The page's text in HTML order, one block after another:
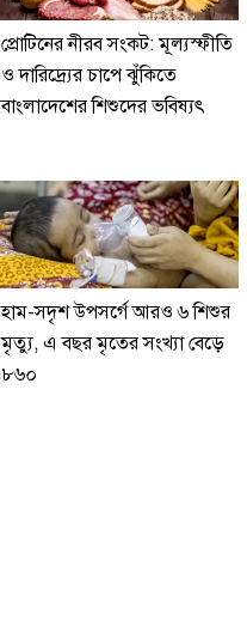
প্রোটিনের নীরব সংকট: মূল্যস্ফীতি
ও দারিদ্র্যের চাপে ঝুঁকিতে
বাংলাদেশের শিশুদের ভবিষ্যৎ
হাম-সদৃশ উপসর্গে আরও ৬ শিশুর
মৃত্যু, এ বছর মৃতের সংখ্যা বেড়ে
৮৬০